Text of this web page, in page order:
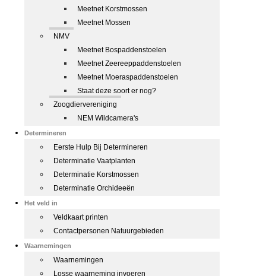
Meetnet Korstmossen
Meetnet Mossen
NMV
Meetnet Bospaddenstoelen
Meetnet Zeereeppaddenstoelen
Meetnet Moeraspaddenstoelen
Staat deze soort er nog?
Zoogdiervereniging
NEM Wildcamera's
Determineren
Eerste Hulp Bij Determineren
Determinatie Vaatplanten
Determinatie Korstmossen
Determinatie Orchideeën
Het veld in
Veldkaart printen
Contactpersonen Natuurgebieden
Waarnemingen
Waarnemingen
Losse waarneming invoeren